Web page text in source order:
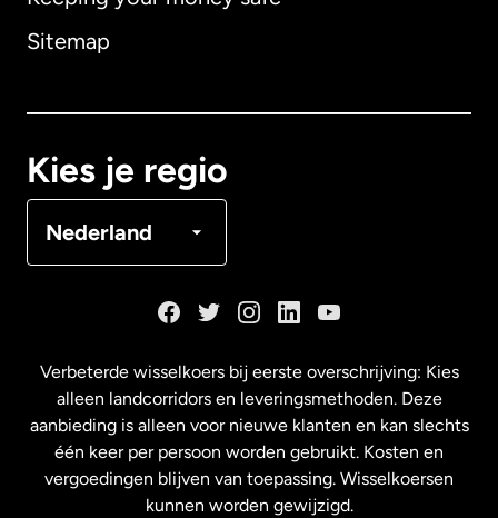
Sitemap
Kies je regio
Nederland
Maleisië
Nederland
Verbeterde wisselkoers bij eerste overschrijving: Kies
alleen landcorridors en leveringsmethoden. Deze
aanbieding is alleen voor nieuwe klanten en kan slechts
één keer per persoon worden gebruikt. Kosten en
vergoedingen blijven van toepassing. Wisselkoersen
kunnen worden gewijzigd.